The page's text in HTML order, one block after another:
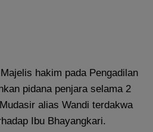
hakim pada Pengadilan
pidana penjara selama 2
alias Wandi terdakwa
Ibu Bhayangkari.